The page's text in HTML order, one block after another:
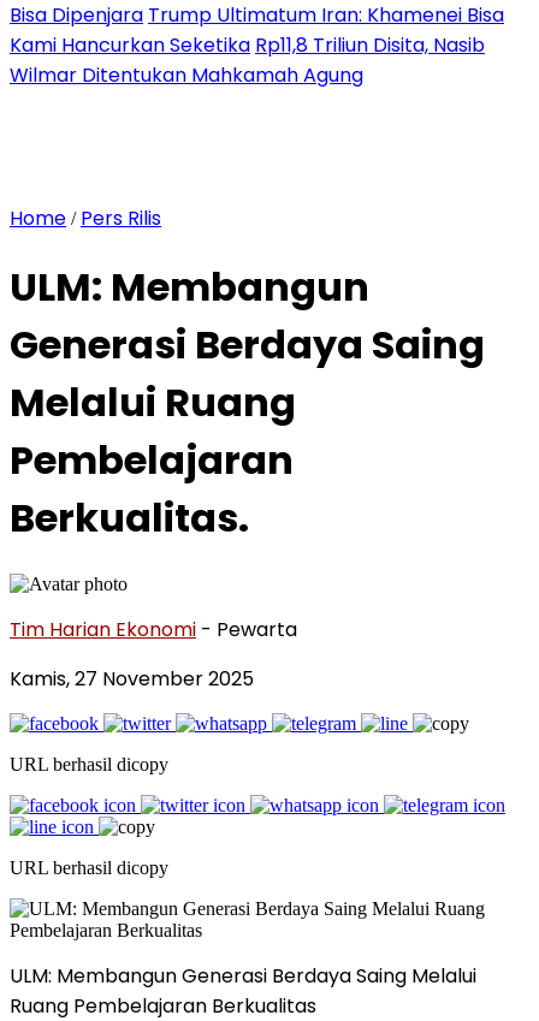
Bisa Dipenjara Trump Ultimatum Iran: Khamenei Bisa
Kami Hancurkan Seketika Rp11,8 Triliun Disita, Nasib
Wilmar Ditentukan Mahkamah Agung
Home / Pers Rilis
ULM: Membangun
Generasi Berdaya Saing
Melalui Ruang
Pembelajaran
Berkualitas.
Tim Harian Ekonomi - Pewarta
Kamis, 27 November 2025
URL berhasil dicopy
URL berhasil dicopy
ULM: Membangun Generasi Berdaya Saing Melalui
Ruang Pembelajaran Berkualitas